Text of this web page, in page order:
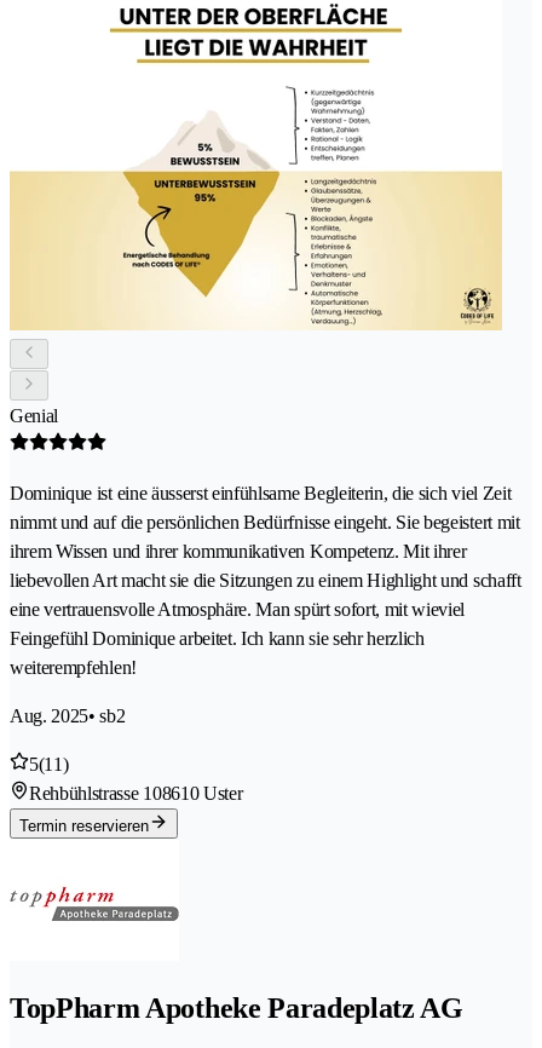
Genial
Dominique ist eine äusserst einfühlsame Begleiterin, die sich viel Zeit
nimmt und auf die persönlichen Bedürfnisse eingeht. Sie begeistert mit
ihrem Wissen und ihrer kommunikativen Kompetenz. Mit ihrer
liebevollen Art macht sie die Sitzungen zu einem Highlight und schafft
eine vertrauensvolle Atmosphäre. Man spürt sofort, mit wieviel
Feingefühl Dominique arbeitet. Ich kann sie sehr herzlich
weiterempfehlen!
Aug. 2025• sb2
5(11)
Rehbühlstrasse 108610 Uster
Termin reservieren
TopPharm Apotheke Paradeplatz AG